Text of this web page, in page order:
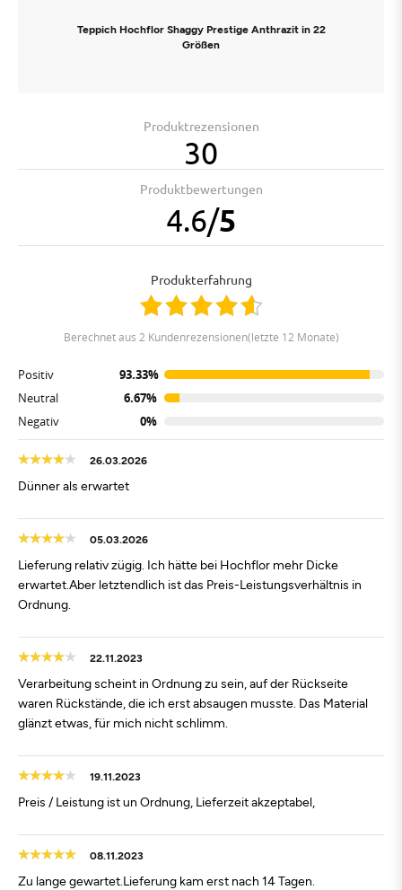
Teppich Hochflor Shaggy Prestige Anthrazit in 22
Größen
Produktrezensionen
30
Produktbewertungen
4.6/5
Produkterfahrung
berechnet aus 2 Kundenrezensionen(letzte 12 Monate)
Positiv
93.33%
Neutral
6.67%
Negativ
0%
26.03.2026
Dünner als erwartet
05.03.2026
Lieferung relativ zügig. Ich hätte bei Hochflor mehr Dicke
erwartet.Aber letztendlich ist das Preis-Leistungsverhältnis in
Ordnung.
22.11.2023
Verarbeitung scheint in Ordnung zu sein, auf der Rückseite
waren Rückstände, die ich erst absaugen musste. Das Material
glänzt etwas, für mich nicht schlimm.
19.11.2023
Preis / Leistung ist un Ordnung, Lieferzeit akzeptabel,
08.11.2023
Zu lange gewartet.Lieferung kam erst nach 14 Tagen.